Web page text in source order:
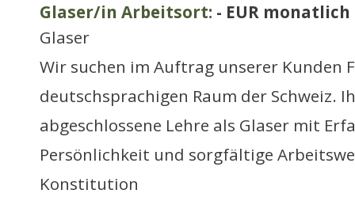
Glaser/in Arbeitsort: - EUR monatlich
Glaser
Wir suchen im Auftrag unserer Kunden
deutschsprachigen Raum der Schweiz.
abgeschlossene Lehre als Glaser mit
Persönlichkeit und sorgfältige
Konstitution